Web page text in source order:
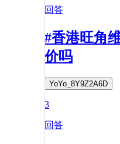
回答
#香港旺角
价吗
YoYo_8Y9Z2A6D
3
回答